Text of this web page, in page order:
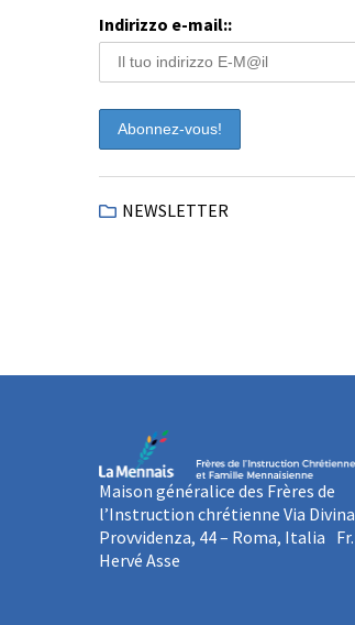
Indirizzo e-mail::
NEWSLETTER
Maison généralice des Frères de
l’Instruction chrétienne Via Divina
Provvidenza, 44 – Roma, Italia Fr.
Hervé Asse